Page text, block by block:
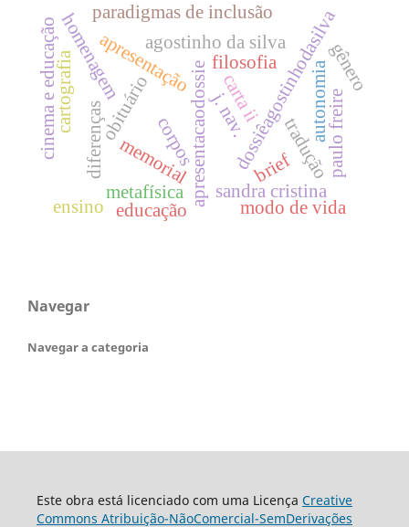
apresentação dossiêagostinhodasilva
apresentacaodossie tradução
brief
j. nav.
agostinho da silva
carta ii
sandra cristina
obituário
homenagem
memorial
diferenças corpos
paradigmas de inclusão
filosofia
metafísica
modo de vida
paulo freire
educação
cartografia
cinema e educação gênero
autonomia
ensino
Navegar
Navegar a categoria
Este obra está licenciado com uma Licença Creative
Commons Atribuição-NãoComercial-SemDerivações